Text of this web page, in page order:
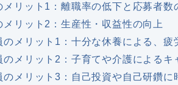
メリット1：離職率の低下と応募者数
メリット2：生産性・収益性の向上
のメリット1：十分な休養による、疲
のメリット2：子育てや介護によるキ
のメリット3：自己投資や自己研鑽に